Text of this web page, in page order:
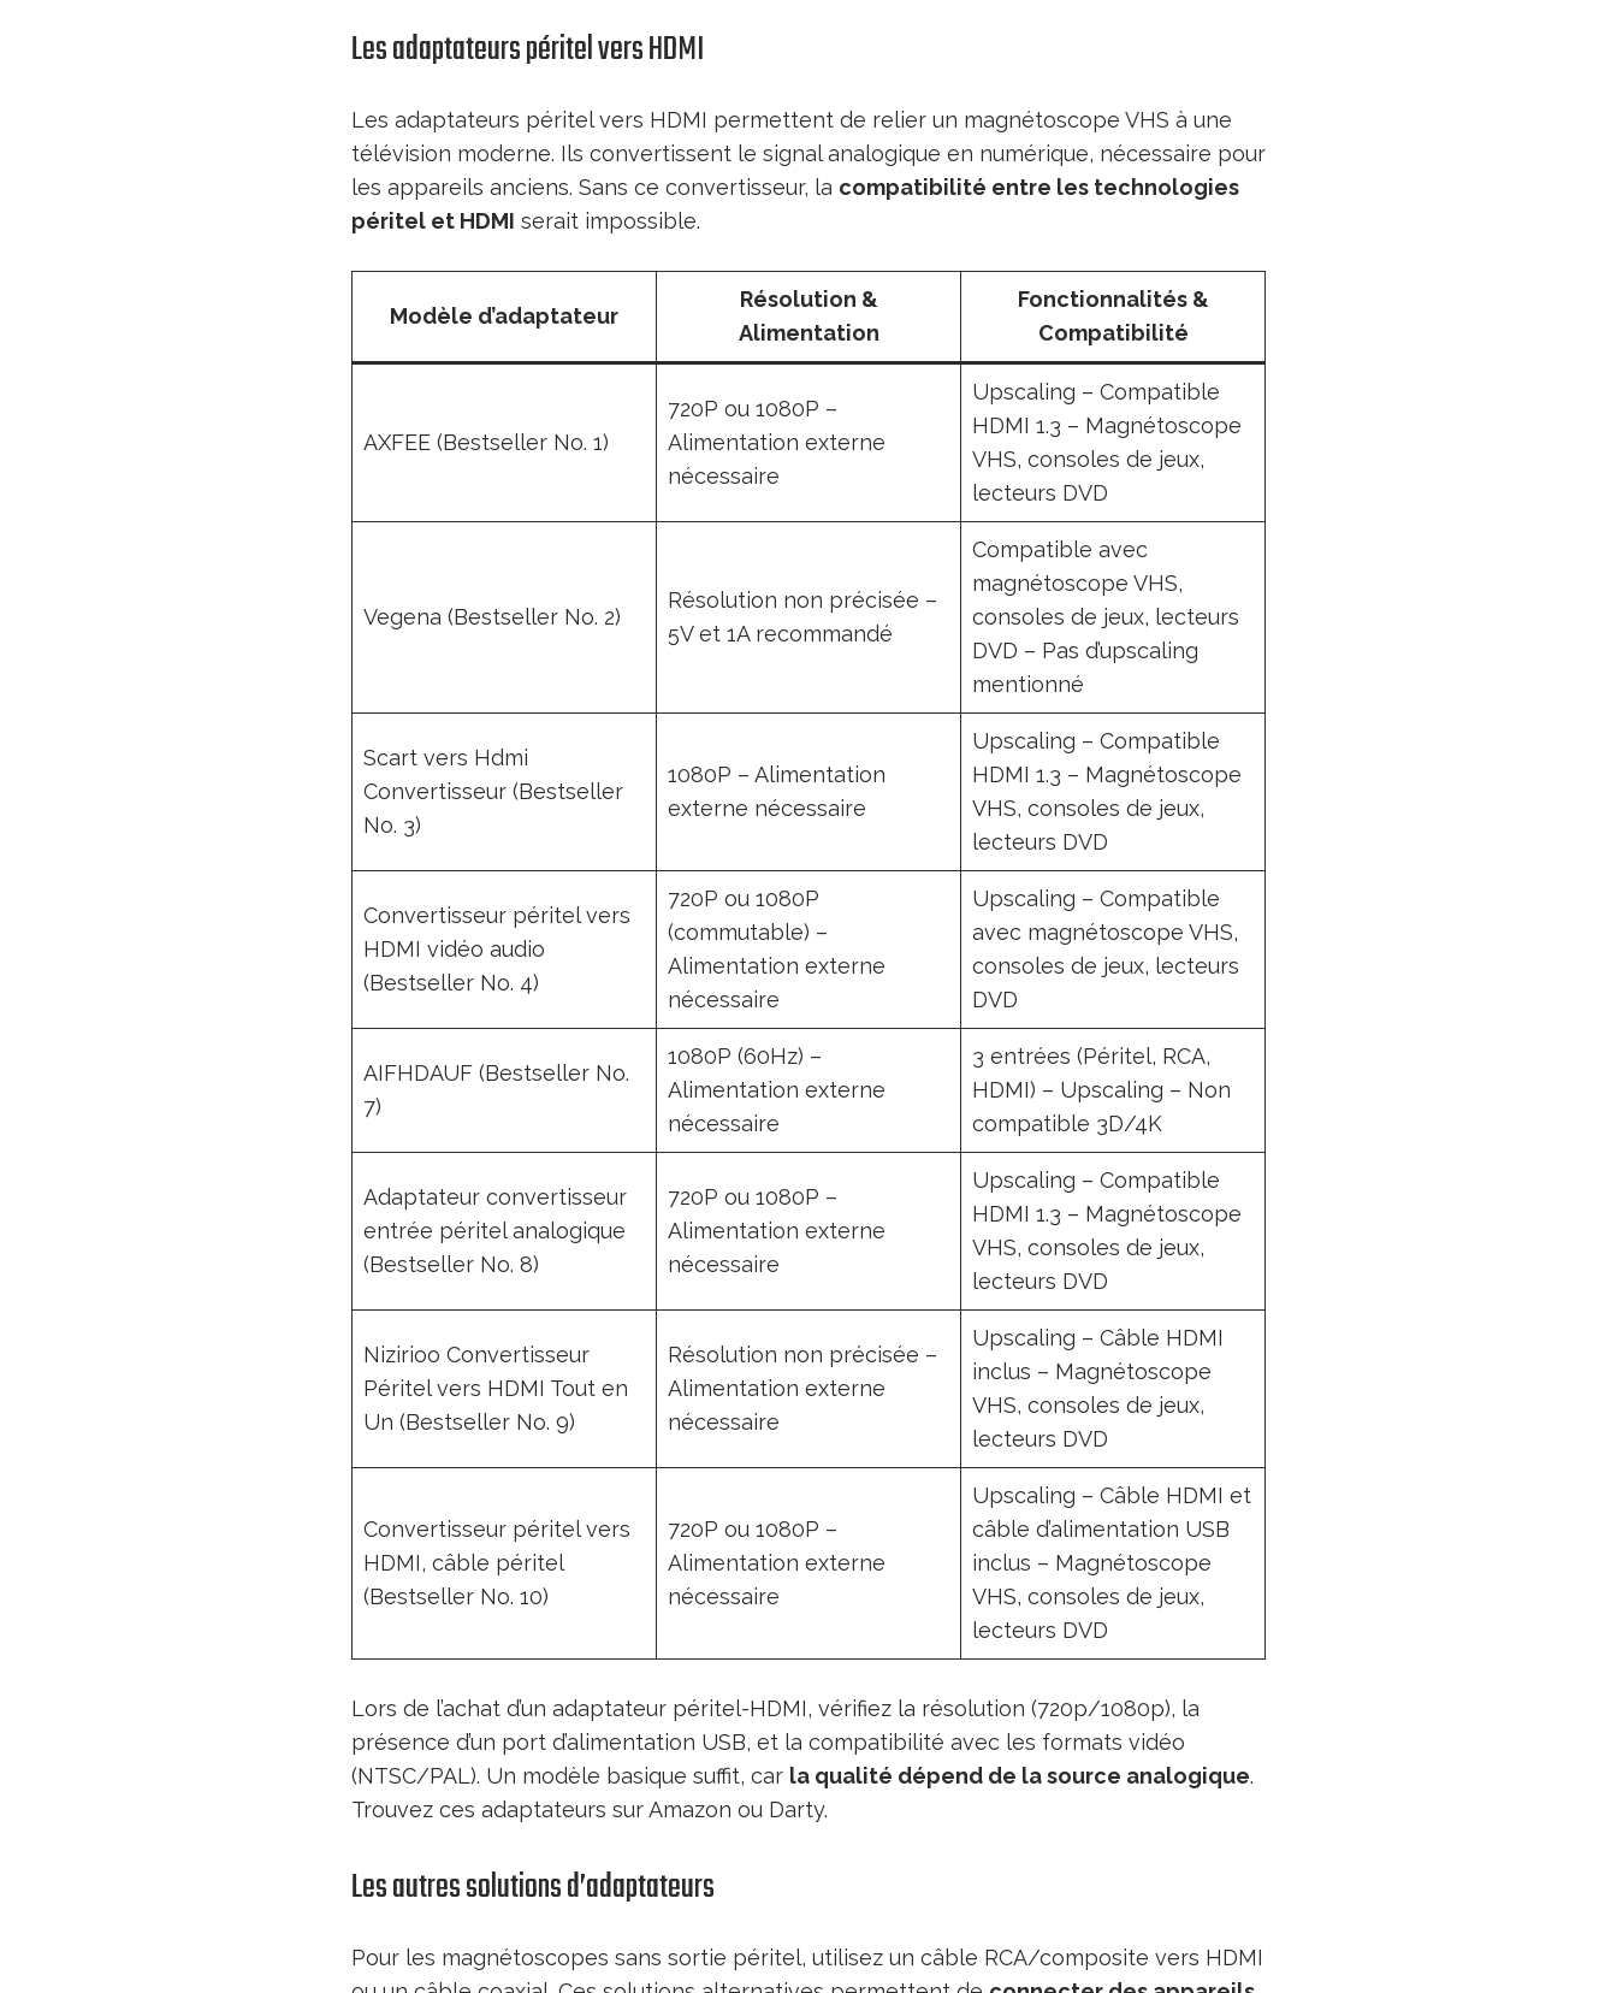
Les adaptateurs péritel vers HDMI
Les adaptateurs péritel vers HDMI permettent de relier un magnétoscope VHS à une
télévision moderne. Ils convertissent le signal analogique en numérique, nécessaire pour
les appareils anciens. Sans ce convertisseur, la compatibilité entre les technologies
péritel et HDMI serait impossible.
Modèle d’adaptateur
Résolution &
Alimentation
Fonctionnalités &
Compatibilité
AXFEE (Bestseller No. 1)
720P ou 1080P –
Alimentation externe
nécessaire
Upscaling – Compatible
HDMI 1.3 – Magnétoscope
VHS, consoles de jeux,
lecteurs DVD
Vegena (Bestseller No. 2)
Résolution non précisée –
5V et 1A recommandé
Compatible avec
magnétoscope VHS,
consoles de jeux, lecteurs
DVD – Pas d’upscaling
mentionné
Scart vers Hdmi
Convertisseur (Bestseller
No. 3)
1080P – Alimentation
externe nécessaire
Upscaling – Compatible
HDMI 1.3 – Magnétoscope
VHS, consoles de jeux,
lecteurs DVD
Convertisseur péritel vers
HDMI vidéo audio
(Bestseller No. 4)
720P ou 1080P
(commutable) –
Alimentation externe
nécessaire
Upscaling – Compatible
avec magnétoscope VHS,
consoles de jeux, lecteurs
DVD
AIFHDAUF (Bestseller No.
7)
1080P (60Hz) –
Alimentation externe
nécessaire
3 entrées (Péritel, RCA,
HDMI) – Upscaling – Non
compatible 3D/4K
Adaptateur convertisseur
entrée péritel analogique
(Bestseller No. 8)
720P ou 1080P –
Alimentation externe
nécessaire
Upscaling – Compatible
HDMI 1.3 – Magnétoscope
VHS, consoles de jeux,
lecteurs DVD
Nizirioo Convertisseur
Péritel vers HDMI Tout en
Un (Bestseller No. 9)
Résolution non précisée –
Alimentation externe
nécessaire
Upscaling – Câble HDMI
inclus – Magnétoscope
VHS, consoles de jeux,
lecteurs DVD
Convertisseur péritel vers
HDMI, câble péritel
(Bestseller No. 10)
720P ou 1080P –
Alimentation externe
nécessaire
Upscaling – Câble HDMI et
câble d’alimentation USB
inclus – Magnétoscope
VHS, consoles de jeux,
lecteurs DVD
Lors de l’achat d’un adaptateur péritel-HDMI, vérifiez la résolution (720p/1080p), la
présence d’un port d’alimentation USB, et la compatibilité avec les formats vidéo
(NTSC/PAL). Un modèle basique suffit, car la qualité dépend de la source analogique.
Trouvez ces adaptateurs sur Amazon ou Darty.
Les autres solutions d’adaptateurs
Pour les magnétoscopes sans sortie péritel, utilisez un câble RCA/composite vers HDMI